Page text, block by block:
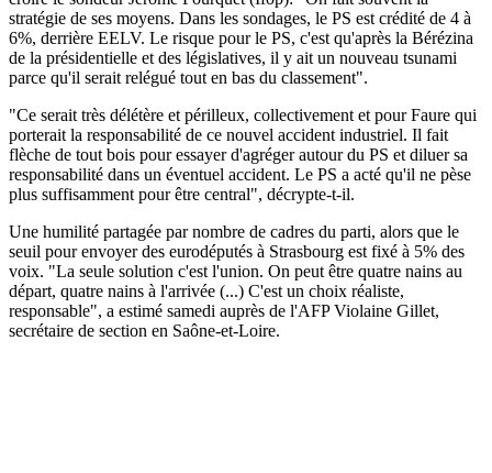
stratégie de ses moyens. Dans les sondages, le PS est crédité de 4 à
6%, derrière EELV. Le risque pour le PS, c'est qu'après la Bérézina
de la présidentielle et des législatives, il y ait un nouveau tsunami
parce qu'il serait relégué tout en bas du classement".
"Ce serait très délétère et périlleux, collectivement et pour Faure qui
porterait la responsabilité de ce nouvel accident industriel. Il fait
flèche de tout bois pour essayer d'agréger autour du PS et diluer sa
responsabilité dans un éventuel accident. Le PS a acté qu'il ne pèse
plus suffisamment pour être central", décrypte-t-il.
Une humilité partagée par nombre de cadres du parti, alors que le
seuil pour envoyer des eurodéputés à Strasbourg est fixé à 5% des
voix. "La seule solution c'est l'union. On peut être quatre nains au
départ, quatre nains à l'arrivée (...) C'est un choix réaliste,
responsable", a estimé samedi auprès de l'AFP Violaine Gillet,
secrétaire de section en Saône-et-Loire.